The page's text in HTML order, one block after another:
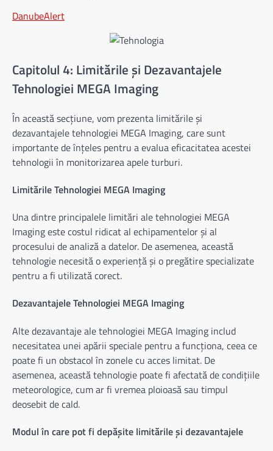
DanubeAlert
Capitolul 4: Limitările și Dezavantajele
Tehnologiei MEGA Imaging
În această secțiune, vom prezenta limitările și
dezavantajele tehnologiei MEGA Imaging, care sunt
importante de înțeles pentru a evalua eficacitatea acestei
tehnologii în monitorizarea apele turburi.
Limitările Tehnologiei MEGA Imaging
Una dintre principalele limitări ale tehnologiei MEGA
Imaging este costul ridicat al echipamentelor și al
procesului de analiză a datelor. De asemenea, această
tehnologie necesită o experiență și o pregătire specializate
pentru a fi utilizată corect.
Dezavantajele Tehnologiei MEGA Imaging
Alte dezavantaje ale tehnologiei MEGA Imaging includ
necesitatea unei apării speciale pentru a funcționa, ceea ce
poate fi un obstacol în zonele cu acces limitat. De
asemenea, această tehnologie poate fi afectată de condițiile
meteorologice, cum ar fi vremea ploioasă sau timpul
deosebit de cald.
Modul în care pot fi depășite limitările și dezavantajele